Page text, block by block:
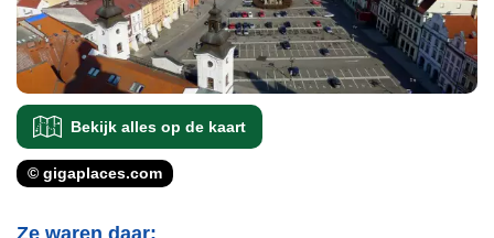
Bekijk alles op de kaart
© gigaplaces.com